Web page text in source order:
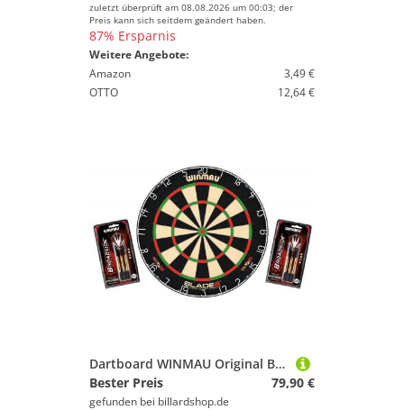
zuletzt überprüft am 08.08.2026 um 00:03; der
Preis kann sich seitdem geändert haben.
87% Ersparnis
Weitere Angebote:
Amazon
3,49 €
OTTO
12,64 €
Dartboard WINMAU Original Blade 6 + 2 Steeldart Sets Broadside Brass
Bester Preis
79,90 €
gefunden bei billardshop.de